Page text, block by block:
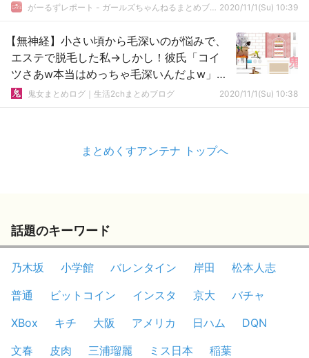
がーるずレポート - ガールズちゃんねるまとめブログ 2020/11/1(Su) 10:39
【無神経】小さい頃から毛深いのが悩みで、
エステで脱毛した私→しかし！彼氏「コイ
ツさあw本当はめっちゃ毛深いんだよw」私
「やめてよ！」→知人達にバラしまくるの
鬼女まとめログ｜生活2chまとめブログ 2020/11/1(Su) 10:38
まとめくすアンテナ トップへ
話題のキーワード
乃木坂 小学館 バレンタイン 岸田
松本人志
普通
ビットコイン インスタ 京大
バチャ
XBox
キチ 大阪 アメリカ 日ハム
DQN
文春
皮肉 三浦瑠麗 ミス日本
稲葉